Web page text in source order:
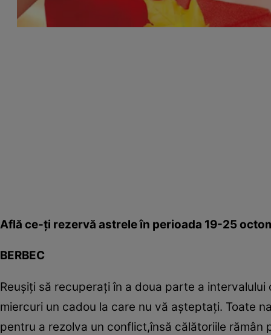
Află ce-ţi rezervă astrele în perioada 19-25
BERBEC
Reuşiţi să recuperaţi în a doua parte a
miercuri un cadou la care nu vă aşteptaţi. Toate
pentru a rezolva un conflict,însă călătoriile rămân